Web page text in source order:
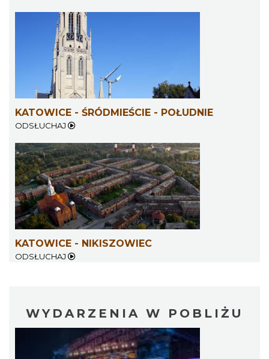
KATOWICE - ŚRÓDMIEŚCIE - POŁUDNIE
ODSŁUCHAJ
KATOWICE - NIKISZOWIEC
ODSŁUCHAJ
WYDARZENIA W POBLIŻU